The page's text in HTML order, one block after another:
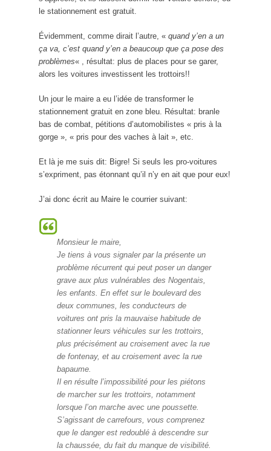
le stationnement est gratuit.
Évidemment, comme dirait l’autre, « quand y’en a un
ça va, c’est quand y’en a beaucoup que ça pose des
problèmes« , résultat: plus de places pour se garer,
alors les voitures investissent les trottoirs!!
Un jour le maire a eu l’idée de transformer le
stationnement gratuit en zone bleu. Résultat: branle
bas de combat, pétitions d’automobilistes « pris à la
gorge », « pris pour des vaches à lait », etc.
Et là je me suis dit: Bigre! Si seuls les pro-voitures
s’expriment, pas étonnant qu’il n’y en ait que pour eux!
J’ai donc écrit au Maire le courrier suivant:
Monsieur le maire,
Je tiens à vous signaler par la présente un
problème récurrent qui peut poser un danger
grave aux plus vulnérables des Nogentais,
les enfants. En effet sur le boulevard des
deux communes, les conducteurs de
voitures ont pris la mauvaise habitude de
stationner leurs véhicules sur les trottoirs,
plus précisément au croisement avec la rue
de fontenay, et au croisement avec la rue
bapaume.
Il en résulte l’impossibilité pour les piétons
de marcher sur les trottoirs, notamment
lorsque l’on marche avec une poussette.
S’agissant de carrefours, vous comprenez
que le danger est redoublé à descendre sur
la chaussée, du fait du manque de visibilité.